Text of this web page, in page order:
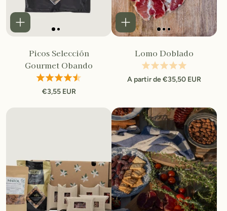
Picos Selección
Gourmet Obando
€3,55 EUR
Lomo Doblado
A partir de €35,50 EUR